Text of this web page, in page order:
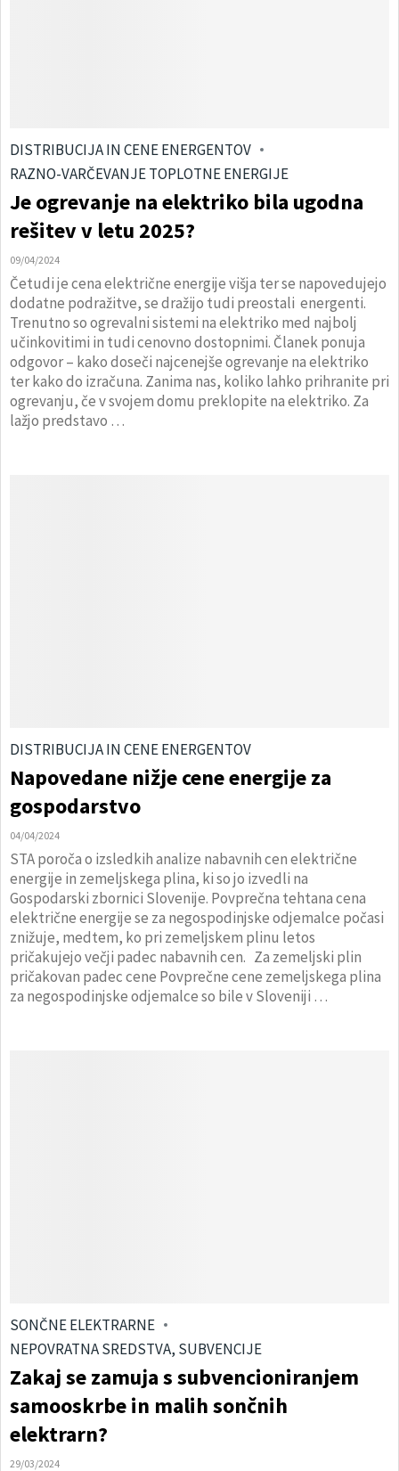
DISTRIBUCIJA IN CENE ENERGENTOV
RAZNO-VARČEVANJE TOPLOTNE ENERGIJE
Je ogrevanje na elektriko bila ugodna
rešitev v letu 2025?
09/04/2024
Četudi je cena električne energije višja ter se napovedujejo
dodatne podražitve, se dražijo tudi preostali energenti.
Trenutno so ogrevalni sistemi na elektriko med najbolj
učinkovitimi in tudi cenovno dostopnimi. Članek ponuja
odgovor – kako doseči najcenejše ogrevanje na elektriko
ter kako do izračuna. Zanima nas, koliko lahko prihranite pri
ogrevanju, če v svojem domu preklopite na elektriko. Za
lažjo predstavo …
DISTRIBUCIJA IN CENE ENERGENTOV
Napovedane nižje cene energije za
gospodarstvo
04/04/2024
STA poroča o izsledkih analize nabavnih cen električne
energije in zemeljskega plina, ki so jo izvedli na
Gospodarski zbornici Slovenije. Povprečna tehtana cena
električne energije se za negospodinjske odjemalce počasi
znižuje, medtem, ko pri zemeljskem plinu letos
pričakujejo večji padec nabavnih cen. Za zemeljski plin
pričakovan padec cene Povprečne cene zemeljskega plina
za negospodinjske odjemalce so bile v Sloveniji …
SONČNE ELEKTRARNE
NEPOVRATNA SREDSTVA, SUBVENCIJE
Zakaj se zamuja s subvencioniranjem
samooskrbe in malih sončnih
elektrarn?
29/03/2024